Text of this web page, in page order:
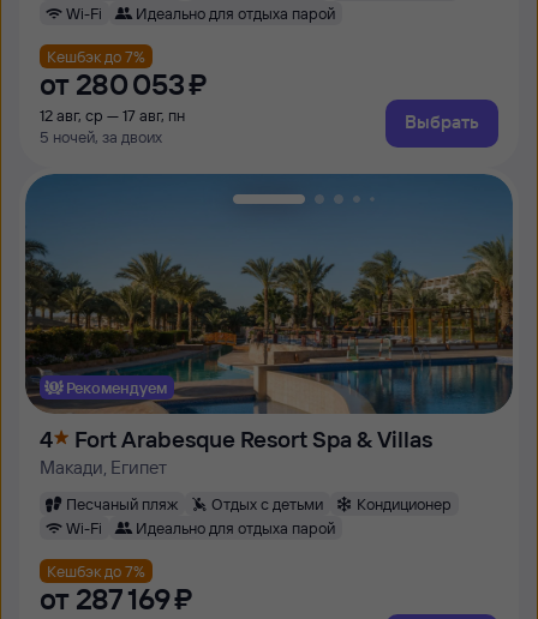
Wi-Fi
Идеально для отдыха парой
Кешбэк до 7%
от 280 ⁠053 ⁠₽
12 авг, ср — 17 авг, пн
5 ночей, за двоих
Выбрать
Рекомендуем
4 Fort Arabesque Resort Spa & Villas
Макади, Египет
Песчаный пляж Отдых с детьми
Кондиционер
Wi-Fi
Идеально для отдыха парой
Кешбэк до 7%
от 287 ⁠169 ⁠₽